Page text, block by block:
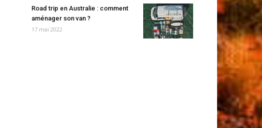
Road trip en Australie : comment
aménager son van ?
17 mai 2022